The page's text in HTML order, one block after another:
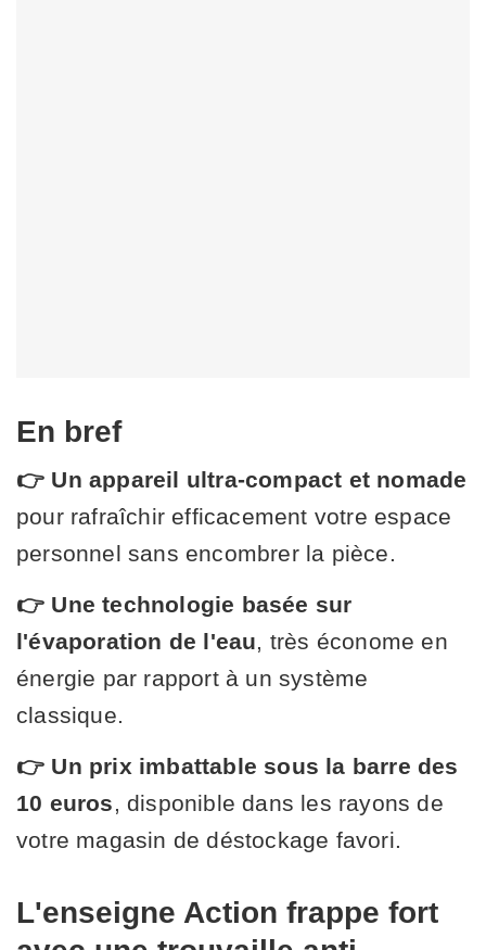
En bref
👉 Un appareil ultra-compact et nomade
pour rafraîchir efficacement votre espace
personnel sans encombrer la pièce.
👉 Une technologie basée sur
l'évaporation de l'eau , très économe en
énergie par rapport à un système
classique.
👉 Un prix imbattable sous la barre des
10 euros , disponible dans les rayons de
votre magasin de déstockage favori.
L'enseigne Action frappe fort